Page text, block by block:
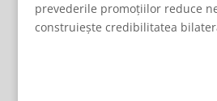
prevederile promoțiilor reduce
construiește credibilitatea